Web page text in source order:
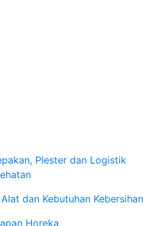
Plester dan Logistik
Alat dan Kebutuhan Kebersihan
Horeka